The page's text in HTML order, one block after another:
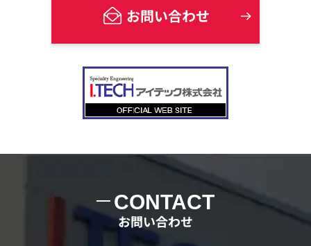
お問い合わせ
CONTACT
お問い合わせ